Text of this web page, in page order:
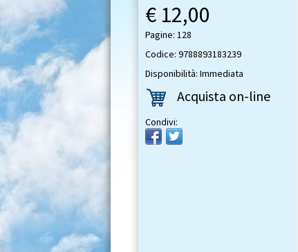
€ 12,00
Pagine: 128
Codice: 9788893183239
Disponibilità: Immediata
Acquista on-line
Condivi: